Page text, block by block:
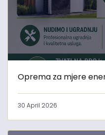
Oprema za mjere
30 April 2026